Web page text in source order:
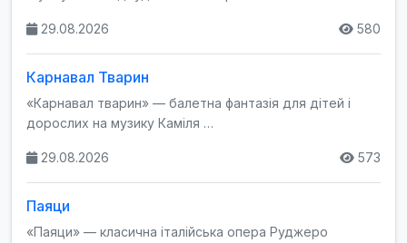
29.08.2026 580
Карнавал Тварин
«Карнавал тварин» — балетна фантазія для дітей і
дорослих на музику Каміля …
29.08.2026 573
Паяци
«Паяци» — класична італійська опера Руджеро